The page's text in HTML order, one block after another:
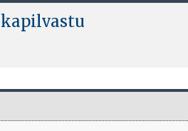
kapilvastu